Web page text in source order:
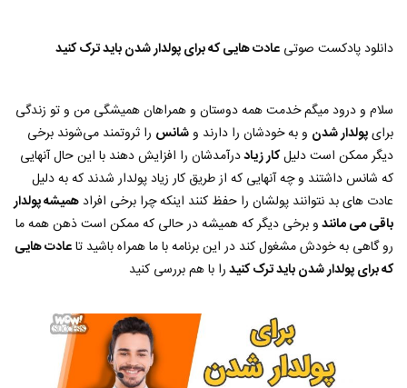
دانلود پادکست صوتی عادت هایی که برای پولدار شدن باید ترک کنید
سلام و درود میگم خدمت همه دوستان و همراهان همیشگی من و تو زندگی
برایپولدار شدن و به خودشان را دارند وشانس را ثروتمند می‌شوند برخی
دیگر ممکن است دلیلکار زیاددرآمدشان را افزایش دهند با این حال آنهایی
که شانس داشتند و چه آنهایی که از طریق کار زیاد پولدار شدند که به دلیل
عادت های بد نتوانند پولشان را حفظ کنند اینکه چرا برخی افرادهمیشه پولدار
باقی می مانندو برخی دیگر که همیشه در حالی که ممکن است ذهن همه ما
رو گاهی به خودش مشغول کند در این برنامه با ما همراه باشید تاعادت هایی
که برای پولدار شدن باید ترک کنیدرا با هم بررسی کنید